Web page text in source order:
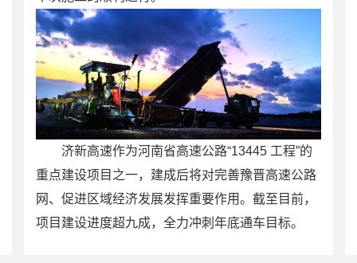
济新高速作为河南省高速公路“13445 工程”的
重点建设项目之一，建成后将对完善豫晋高速公路
网、促进区域经济发展发挥重要作用。截至目前，
项目建设进度超九成，全力冲刺年底通车目标。